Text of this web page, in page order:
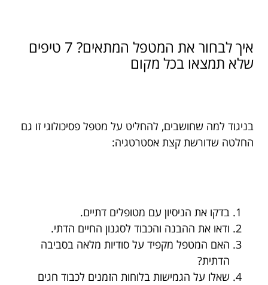
איך לבחור את המטפל המתאים? 7 טיפים
שלא תמצאו בכל מקום
בניגוד למה שחושבים, להחליט על מטפל פסיכולוגי זו גם
החלטה שדורשת קצת אסטרטגיה:
בדקו את הניסיון עם מטופלים דתיים.
ודאו את ההבנה והכבוד לסגנון החיים הדתי.
האם המטפל מקפיד על סודיות מלאה בסביבה
הדתית?
שאלו על הגמישות בלוחות הזמנים לכבוד חגים